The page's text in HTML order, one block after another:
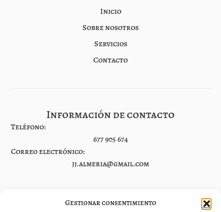
Gestionar consentimiento
Inicio
Sobre nosotros
Servicios
Contacto
Información de contacto
Teléfono:
677 905 674
Correo electrónico:
jj.almeria@gmail.com